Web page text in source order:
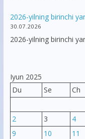
2026-yilning birinchi
30.07.2026
2026-yilning birinchi
Iyun 2025
Du
Se Ch
2
3 4
9
10 11